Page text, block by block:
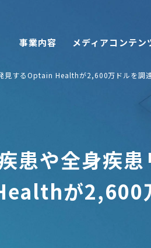
事業内容 メディアコンテン
見するOptain Healthが2,600万ドルを調
患や全身疾患
が2,600